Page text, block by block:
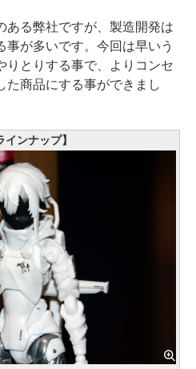
る弊社ですが、製造開発は
が多いです。今回は早いう
りとりする事で、よりコンセ
た商品にする事ができまし
インナップ】